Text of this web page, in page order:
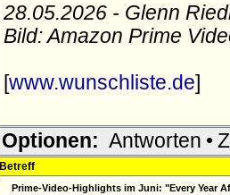
28.05.2026 - Glenn
Bild: Amazon Prime
[www.wunschliste.de]
Optionen: Antworten •
Betreff
Prime-Video-Highlights im Juni: "Every Year